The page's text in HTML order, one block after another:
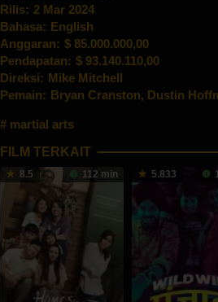
Rilis: 2 Mar 2024
Bahasa: English
Anggaran: $ 85.000.000,00
Pendapatan: $ 93.140.110,00
Direksi: Mike Mitchell
Pemain: Bryan Cranston, Dustin
martial arts
FILM TERKAIT
8.5 112 min 5.833